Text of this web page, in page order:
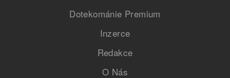
Dotekománie Premium
Inzerce
Redakce
O Nás